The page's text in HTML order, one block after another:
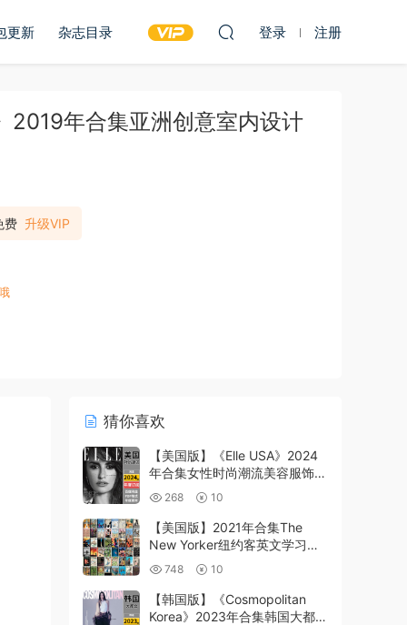
更新 杂志目录 登录 注册
年合集亚洲创意室内设计
费 升级VIP
猜你喜欢
【美国版】《Elle USA》2024
年合集女性时尚潮流美容服饰时
尚穿搭设计杂志pdf电子版（年
订阅）
268 10
【美国版】2021年合集The
New Yorker纽约客英文学习阅
读pdf电子版（48本PDF）
748 10
【韩国版】《Cosmopolitan
Korea》2023年合集韩国大都会